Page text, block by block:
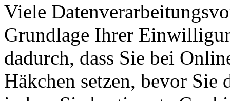
Viele
Grundlage Ihrer
dadurch, dass Sie bei
Häkchen setzen, bevor Sie